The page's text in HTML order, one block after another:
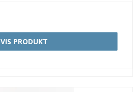
VIS PRODUKT